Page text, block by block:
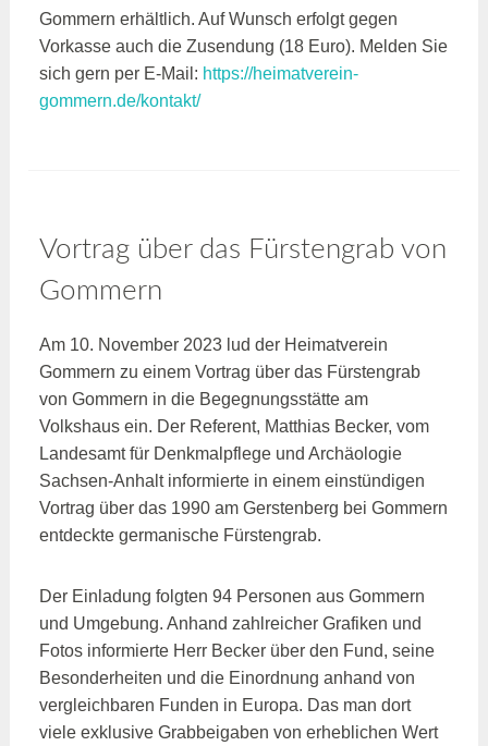
Gommern erhältlich. Auf Wunsch erfolgt gegen
Vorkasse auch die Zusendung (18 Euro). Melden Sie
sich gern per E-Mail: https://heimatverein-
gommern.de/kontakt/
Vortrag über das Fürstengrab von
Gommern
Am 10. November 2023 lud der Heimatverein
Gommern zu einem Vortrag über das Fürstengrab
von Gommern in die Begegnungsstätte am
Volkshaus ein. Der Referent, Matthias Becker, vom
Landesamt für Denkmalpflege und Archäologie
Sachsen-Anhalt informierte in einem einstündigen
Vortrag über das 1990 am Gerstenberg bei Gommern
entdeckte germanische Fürstengrab.
Der Einladung folgten 94 Personen aus Gommern
und Umgebung. Anhand zahlreicher Grafiken und
Fotos informierte Herr Becker über den Fund, seine
Besonderheiten und die Einordnung anhand von
vergleichbaren Funden in Europa. Das man dort
viele exklusive Grabbeigaben von erheblichen Wert